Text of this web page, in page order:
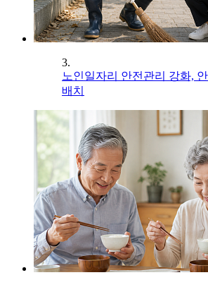
3.
노인일자리 안전관리 강화,
배치